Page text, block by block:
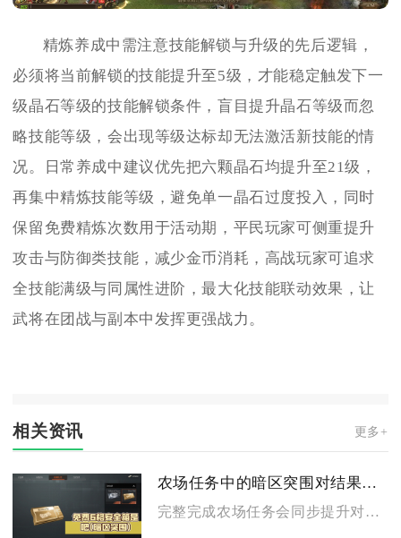
精炼养成中需注意技能解锁与升级的先后逻辑，
必须将当前解锁的技能提升至5级，才能稳定触发下一
级晶石等级的技能解锁条件，盲目提升晶石等级而忽
略技能等级，会出现等级达标却无法激活新技能的情
况。日常养成中建议优先把六颗晶石均提升至21级，
再集中精炼技能等级，避免单一晶石过度投入，同时
保留免费精炼次数用于活动期，平民玩家可侧重提升
攻击与防御类技能，减少金币消耗，高战玩家可追求
全技能满级与同属性进阶，最大化技能联动效果，让
武将在团战与副本中发挥更强战力。
相关资讯 更多+
农场任务中的暗区突围对结果有何影响
完整完成农场任务会同步提升对局结算收益、解锁专属物资刷新权限...